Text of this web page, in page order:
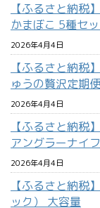
【ふるさと納税
かまぼこ 5種セ
2026年4月4日
【ふるさと納税
ゅうの贅沢定期便
2026年4月4日
【ふるさと納税
アングラーナイフ
2026年4月4日
【ふるさと納税
ック） 大容量